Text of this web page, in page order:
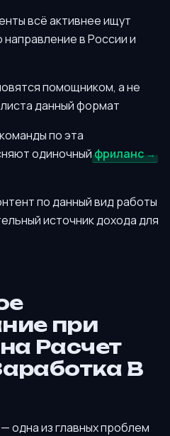
всё активнее ищут
в России и
помощником, а не
данный формат
по эта
одиночныйфриланс
по данный вид работы
источник дохода для
при
Расчет
В
одна из главных проблем